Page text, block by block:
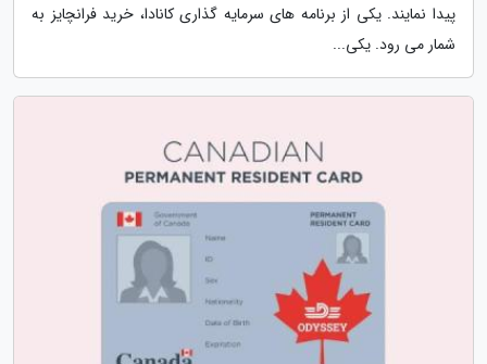
پیدا نمایند. یکی از برنامه های سرمایه گذاری کانادا، خرید فرانچایز به
شمار می رود. یکی...